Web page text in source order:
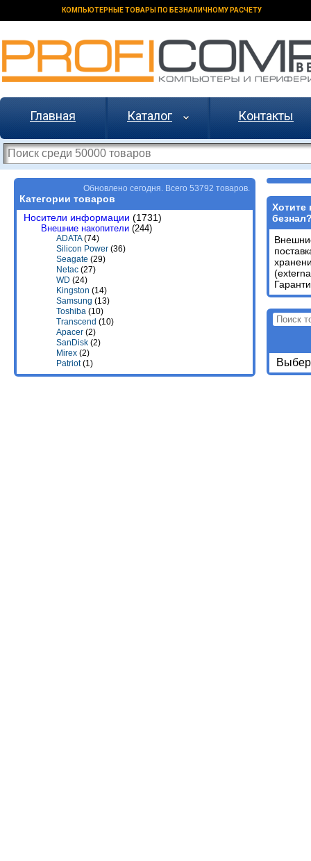
КОМПЬЮТЕРНЫЕ ТОВАРЫ ПО БЕЗНАЛИЧНОМУ РАСЧЕТУ
Главная Каталог Контакты
Обновлено сегодня. Всего 53792 товаров.
Категории товаров
Носители информации (1731)
Внешние накопители (244)
ADATA(74)
Silicon Power (36)
Seagate (29)
Netac (27)
WD (24)
Kingston (14)
Samsung (13)
Toshiba (10)
Transcend (10)
Apacer (2)
SanDisk (2)
Mirex (2)
Patriot(1)
Хотите